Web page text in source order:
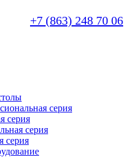
+7 (863) 248 70 06
серия
серия
серия
серия